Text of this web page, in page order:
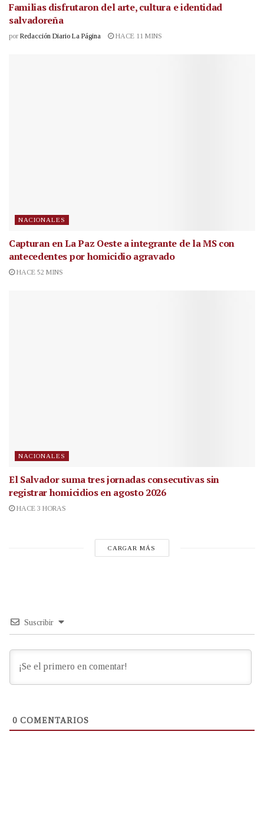
Familias disfrutaron del arte, cultura e identidad
salvadoreña
por Redacción Diario La Página HACE 11 MINS
NACIONALES
Capturan en La Paz Oeste a integrante de la MS con
antecedentes por homicidio agravado
HACE 52 MINS
NACIONALES
El Salvador suma tres jornadas consecutivas sin
registrar homicidios en agosto 2026
HACE 3 HORAS
CARGAR MÁS
Suscribir
0 COMENTARIOS